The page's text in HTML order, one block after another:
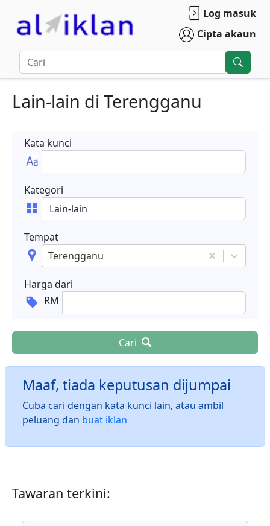
Log masuk
Cipta akaun
Lain-lain di Terengganu
Kata kunci
Kategori
Tempat
Terengganu
Harga dari
RM
Cari
Maaf, tiada keputusan dijumpai
Cuba cari dengan kata kunci lain, atau ambil
peluang dan buat iklan
Tawaran terkini: